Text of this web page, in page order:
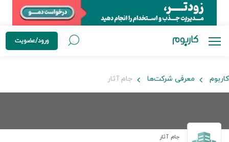
ورود/عضویت
کاربوم معرفی شرکت‌ها جام آثار
جام آثار